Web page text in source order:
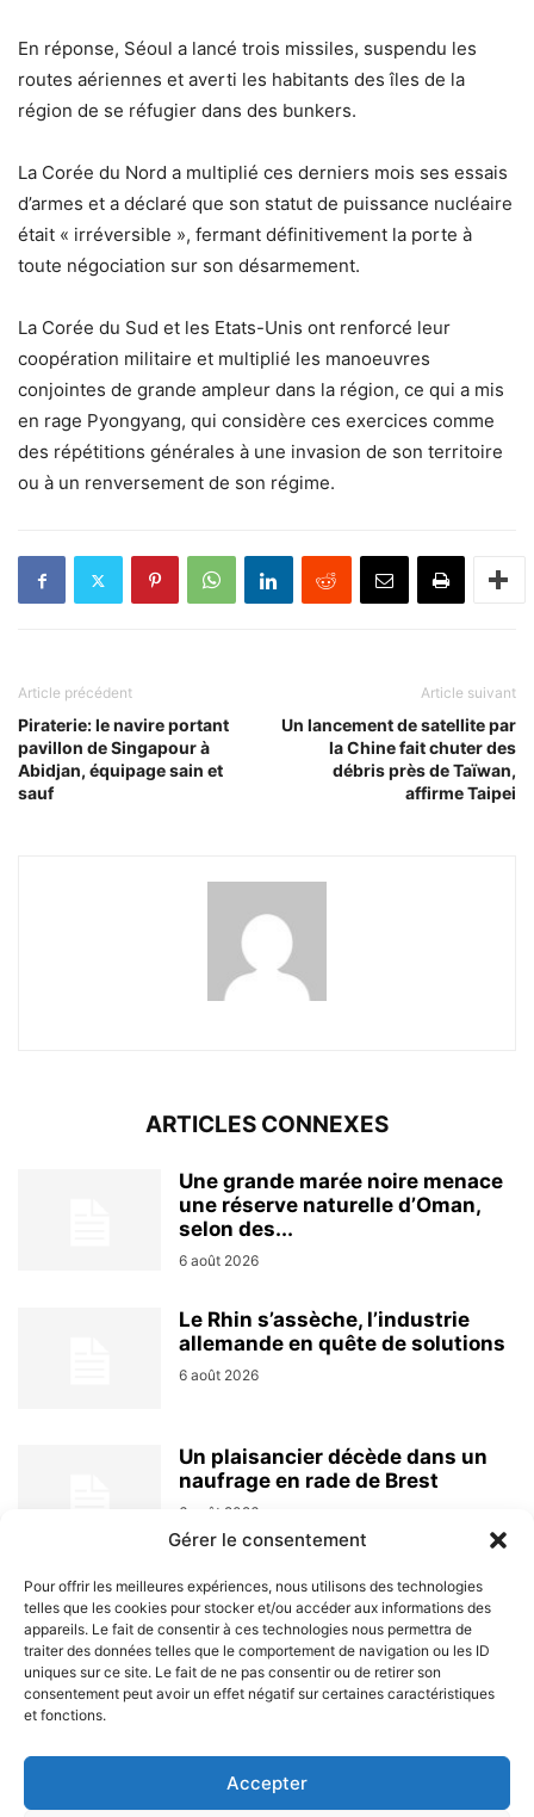
Gérer le consentement
Pour offrir les meilleures expériences, nous utilisons des technologies
telles que les cookies pour stocker et/ou accéder aux informations des
appareils. Le fait de consentir à ces technologies nous permettra de
traiter des données telles que le comportement de navigation ou les ID
uniques sur ce site. Le fait de ne pas consentir ou de retirer son
consentement peut avoir un effet négatif sur certaines caractéristiques
et fonctions.
Accepter
En réponse, Séoul a lancé trois missiles, suspendu les
routes aériennes et averti les habitants des îles de la
région de se réfugier dans des bunkers.
La Corée du Nord a multiplié ces derniers mois ses essais
d’armes et a déclaré que son statut de puissance nucléaire
était « irréversible », fermant définitivement la porte à
toute négociation sur son désarmement.
La Corée du Sud et les Etats-Unis ont renforcé leur
coopération militaire et multiplié les manoeuvres
conjointes de grande ampleur dans la région, ce qui a mis
en rage Pyongyang, qui considère ces exercices comme
des répétitions générales à une invasion de son territoire
ou à un renversement de son régime.
Article précédent
Piraterie: le navire portant
pavillon de Singapour à
Abidjan, équipage sain et
sauf
Article suivant
Un lancement de satellite par
la Chine fait chuter des
débris près de Taïwan,
affirme Taipei
ARTICLES CONNEXES
Une grande marée noire menace
une réserve naturelle d’Oman,
selon des...
6 août 2026
Le Rhin s’assèche, l’industrie
allemande en quête de solutions
6 août 2026
Un plaisancier décède dans un
naufrage en rade de Brest
6 août 2026
À PROPOS